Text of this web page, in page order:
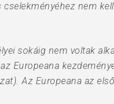
nem
sokáig nem voltak
Europeana
Az Europeana az